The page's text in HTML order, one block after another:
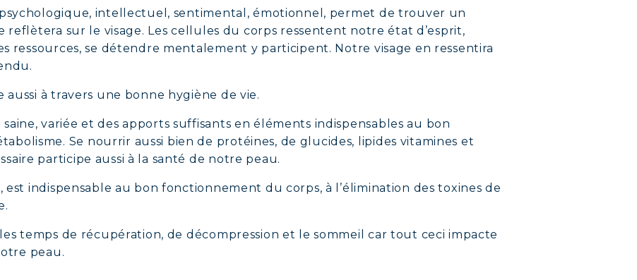
intellectuel, sentimental, émotionnel, permet de trouver un
reflètera sur le visage. Les cellules du corps ressentent notre état d’esprit,
ressources, se détendre mentalement y participent. Notre visage en ressentira
aussi à travers une bonne hygiène de vie.
variée et des apports suffisants en éléments indispensables au bon
Se nourrir aussi bien de protéines, de glucides, lipides vitamines et
participe aussi à la santé de notre peau.
est indispensable au bon fonctionnement du corps, à l’élimination des toxines de
temps de récupération, de décompression et le sommeil car tout ceci impacte
peau.